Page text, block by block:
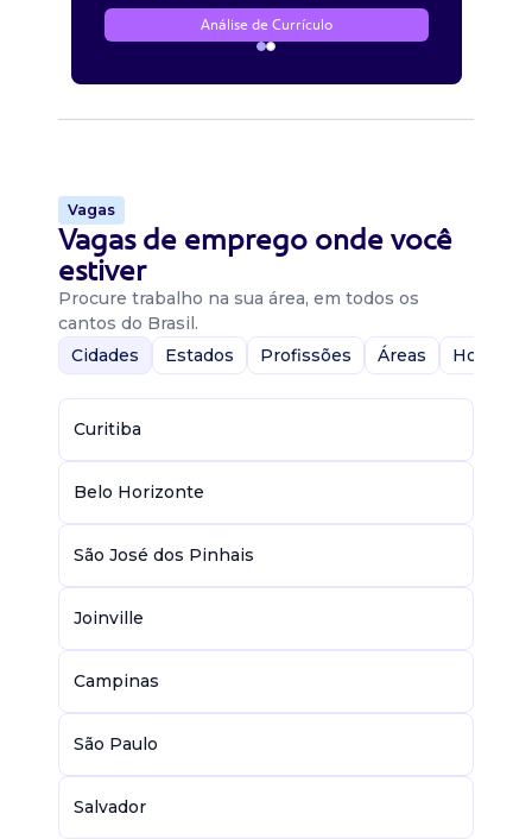
Análise de Currículo
Vagas
Vagas de emprego onde você
estiver
Procure trabalho na sua área, em todos os
cantos do Brasil.
Cidades
Estados Profissões Áreas Home-
Curitiba
Belo Horizonte
São José dos Pinhais
Joinville
Campinas
São Paulo
Salvador